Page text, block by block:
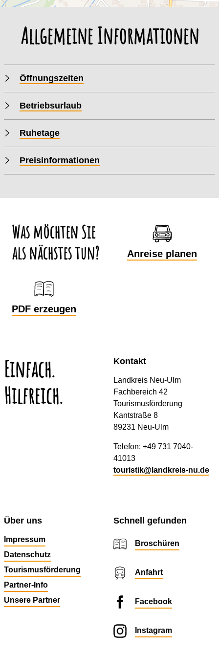
Allgemeine Informationen
Öffnungszeiten
Betriebsurlaub
Ruhetage
Preisinformationen
Was möchten Sie
als nächstes tun?
Anreise planen
PDF erzeugen
Einfach.
Hilfreich.
Kontakt
Landkreis Neu-Ulm
Fachbereich 42
Tourismusförderung
Kantstraße 8
89231 Neu-Ulm
Telefon: +49 731 7040-
41013
touristik@landkreis-nu.de
Über uns
Impressum
Datenschutz
Tourismusförderung
Partner-Info
Unsere Partner
Schnell gefunden
Broschüren
Anfahrt
Facebook
Instagram